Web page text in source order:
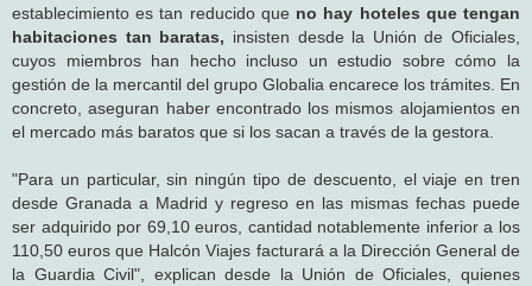
establecimiento es tan reducido que no hay hoteles que tengan
habitaciones tan baratas, insisten desde la Unión de Oficiales,
cuyos miembros han hecho incluso un estudio sobre cómo la
gestión de la mercantil del grupo Globalia encarece los trámites. En
concreto, aseguran haber encontrado los mismos alojamientos en
el mercado más baratos que si los sacan a través de la gestora.
"Para un particular, sin ningún tipo de descuento, el viaje en tren
desde Granada a Madrid y regreso en las mismas fechas puede
ser adquirido por 69,10 euros, cantidad notablemente inferior a los
110,50 euros que Halcón Viajes facturará a la Dirección General de
la Guardia Civil", explican desde la Unión de Oficiales, quienes